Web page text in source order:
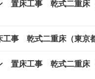
置床工事 乾式二重床
事 乾式二重床（東京都
置床工事 乾式二重床